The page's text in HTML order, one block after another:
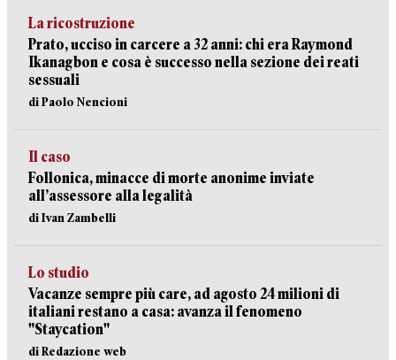
La ricostruzione
Prato, ucciso in carcere a 32 anni: chi era Raymond
Ikanagbon e cosa è successo nella sezione dei reati
sessuali
di Paolo Nencioni
Il caso
Follonica, minacce di morte anonime inviate
all’assessore alla legalità
di Ivan Zambelli
Lo studio
Vacanze sempre più care, ad agosto 24 milioni di
italiani restano a casa: avanza il fenomeno
"Staycation"
di Redazione web